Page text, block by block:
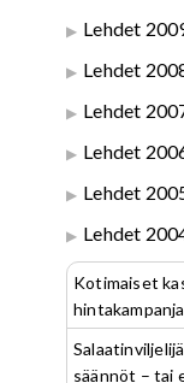
Lehdet
Lehdet
Lehdet
Lehdet
Lehdet
Lehdet
Kotimaiset
säännöt – tai